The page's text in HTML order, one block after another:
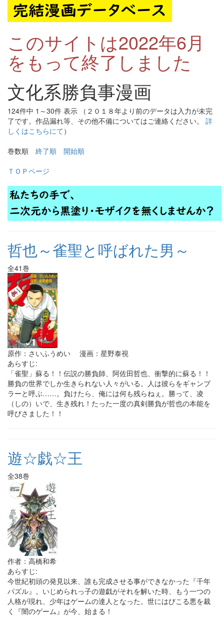
このサイトは2022年6月
をもって終了しました
文化系勝負事漫画
124件中 1～30件 表示 （２０１８年より前のデータは入力が未完
了です。作品漏れ等、その他不備についてはご連絡ください。 詳
しくはこちらにて）
巻数順 終了順
開始順
ＴＯＰページ
哲也～雀聖と呼ばれた男～
全41巻
原作：さいふうめい 漫画：星野泰視
あらすじ:
「雀聖」蘇る！！伝説の勝負師、阿佐田哲也、衝撃的に蘇る！！
勝負の世界でしか生きられない人々がいる。人は彼らをギャンブ
ラーと呼ぶ……。負けたら、俺には何も残らねぇ。勝って、凌
（しの）いで、生き残れ！たった一度の真剣勝負が哲也の本能を
呼びさました！！
遊☆戯☆王
全38巻
作者：高橋和希
あらすじ:
今世紀初頭の発見以来、誰も完成させる事ができなかった『千年
パズル』。いじめられっ子の遊戯がそれを解いた時、もう一つの
人格が現れ、少年はゲームの達人となった。世にはびこる悪を裁
く『闇のゲーム』が今、始まる！